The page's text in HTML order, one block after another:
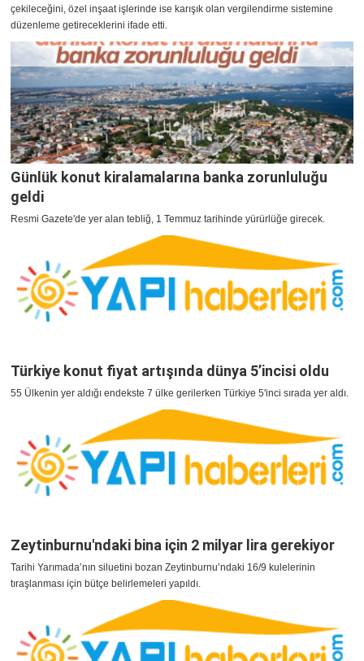
çekileceğini, özel inşaat işlerinde ise karışık olan vergilendirme sistemine
düzenleme getireceklerini ifade etti.
Günlük konut kiralamalarına banka zorunluluğu
geldi
Resmi Gazete'de yer alan tebliğ, 1 Temmuz tarihinde yürürlüğe girecek.
Türkiye konut fiyat artışında dünya 5’incisi oldu
55 Ülkenin yer aldığı endekste 7 ülke gerilerken Türkiye 5'inci sırada yer aldı.
Zeytinburnu'ndaki bina için 2 milyar lira gerekiyor
Tarihi Yarımada’nın siluetini bozan Zeytinburnu’ndaki 16/9 kulelerinin
tıraşlanması için bütçe belirlemeleri yapıldı.